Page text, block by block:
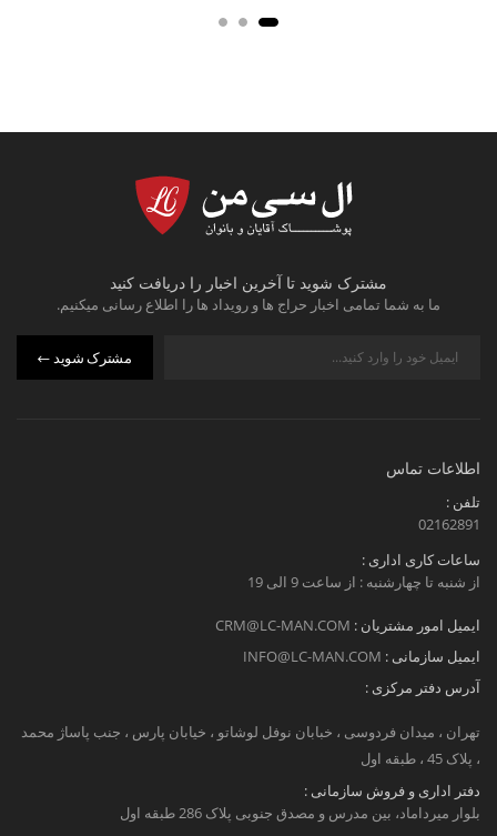
مشترک شوید تا آخرین اخبار را دریافت کنید
ما به شما تمامی اخبار حراج ها و رویداد ها را اطلاع رسانی میکنیم.
مشترک شوید
اطلاعات تماس
تلفن :
02162891
ساعات کاری اداری :
از شنبه تا چهارشنبه : از ساعت 9 الی 19
ایمیل امور مشتریان : CRM@LC-MAN.COM
ایمیل سازمانی : INFO@LC-MAN.COM
آدرس دفتر مرکزی :
تهران ، میدان فردوسی ، خبابان نوفل لوشاتو ، خیابان پارس ، جنب پاساژ محمد
، پلاک 45 ، طبقه اول
دفتر اداری و فروش سازمانی :
بلوار میرداماد، بین مدرس و مصدق جنوبی پلاک 286 طبقه اول